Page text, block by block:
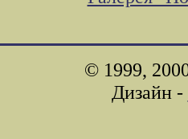
© 1999,
Дизайн -